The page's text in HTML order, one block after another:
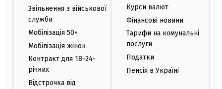
Звільнення з військової
служби
Мобілізація 50+
Мобілізація жінок
Контракт для 18-24-
річних
Відстрочка від
Курси валют
Фінансові новини
Тарифи на комунальні
послуги
Податки
Пенсія в Україні